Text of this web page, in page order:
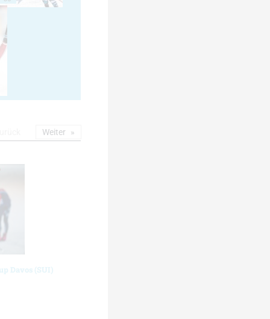
Davos (SUI)
Weiter